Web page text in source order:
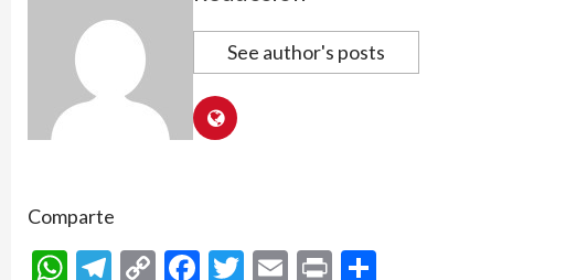
See author's posts
Comparte
WhatsApp
Telegram
CopyFacebook
Twitter
Email
Print